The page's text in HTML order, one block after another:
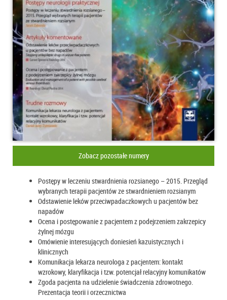
Zobacz pozostałe numery
Postępy w leczeniu stwardnienia rozsianego – 2015. Przegląd
wybranych terapii pacjentów ze stwardnieniem rozsianym
Odstawienie leków przeciwpadaczkowych u pacjentów bez
napadów
Ocena i postępowanie z pacjentem z podejrzeniem zakrzepicy
żylnej mózgu
Omówienie interesujących doniesień kazuistycznych i
klinicznych
Komunikacja lekarza neurologa z pacjentem: kontakt
wzrokowy, klaryfikacja i tzw. potencjał relacyjny komunikatów
Zgoda pacjenta na udzielenie świadczenia zdrowotnego.
Prezentacja teorii i orzecznictwa